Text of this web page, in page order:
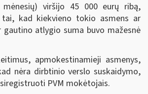
mėnesių) viršijo 45 000 eurų ribą,
kad kiekvieno tokio asmens ar
atlygio suma buvo mažesnė
apmokestinamieji asmenys,
nėra dirbtinio verslo suskaidymo,
PVM mokėtojais.